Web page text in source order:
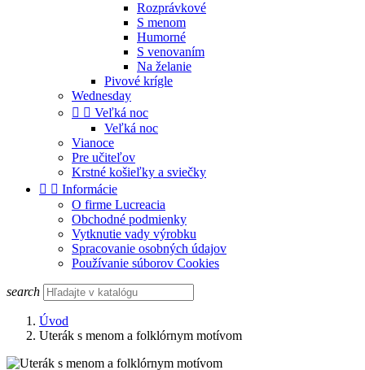
Rozprávkové
S menom
Humorné
S venovaním
Na želanie
Pivové krígle
Wednesday
  Veľká noc
Veľká noc
Vianoce
Pre učiteľov
Krstné košieľky a sviečky
  Informácie
O firme Lucreacia
Obchodné podmienky
Vytknutie vady výrobku
Spracovanie osobných údajov
Používanie súborov Cookies
search
Úvod
Uterák s menom a folklórnym motívom